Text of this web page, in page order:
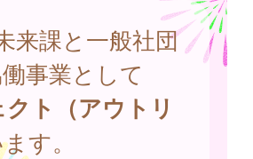
来課と一般社団
事業として
ト（アウトリ
す。